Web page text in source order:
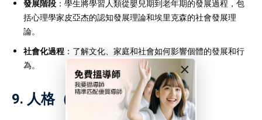
×
發展階段 ：學生將學習人類從嬰兒期到老年期的發展過程，包
括心理學家皮亞杰的認知發展理論和埃里克森的社會發展理
論。
社會化過程 ：了解文化、家庭和社會如何影響個體的發展和行
為。
9. 人格（Personality）